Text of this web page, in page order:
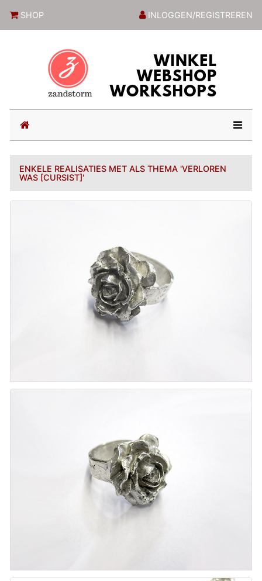
SHOP INLOGGEN/REGISTREREN
(current)
ENKELE REALISATIES MET ALS THEMA 'VERLOREN
WAS [CURSIST]'